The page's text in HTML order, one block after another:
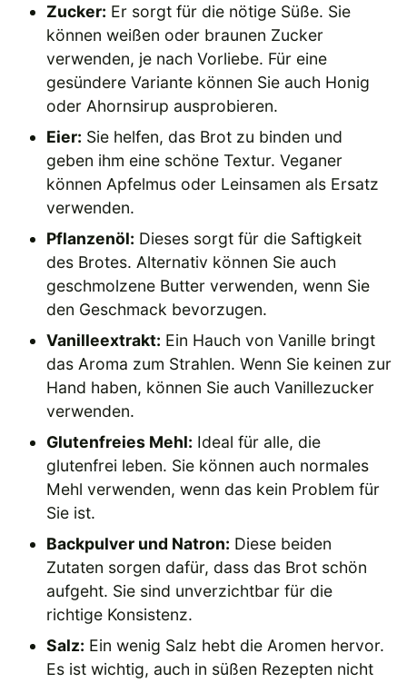
Zucker: Er sorgt für die nötige Süße. Sie
können weißen oder braunen Zucker
verwenden, je nach Vorliebe. Für eine
gesündere Variante können Sie auch Honig
oder Ahornsirup ausprobieren.
Eier: Sie helfen, das Brot zu binden und
geben ihm eine schöne Textur. Veganer
können Apfelmus oder Leinsamen als Ersatz
verwenden.
Pflanzenöl: Dieses sorgt für die Saftigkeit
des Brotes. Alternativ können Sie auch
geschmolzene Butter verwenden, wenn Sie
den Geschmack bevorzugen.
Vanilleextrakt: Ein Hauch von Vanille bringt
das Aroma zum Strahlen. Wenn Sie keinen zur
Hand haben, können Sie auch Vanillezucker
verwenden.
Glutenfreies Mehl: Ideal für alle, die
glutenfrei leben. Sie können auch normales
Mehl verwenden, wenn das kein Problem für
Sie ist.
Backpulver und Natron: Diese beiden
Zutaten sorgen dafür, dass das Brot schön
aufgeht. Sie sind unverzichtbar für die
richtige Konsistenz.
Salz: Ein wenig Salz hebt die Aromen hervor.
Es ist wichtig, auch in süßen Rezepten nicht